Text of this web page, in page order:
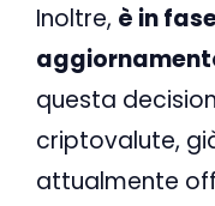
Inoltre, è in
questa
criptovalute,
attualmente